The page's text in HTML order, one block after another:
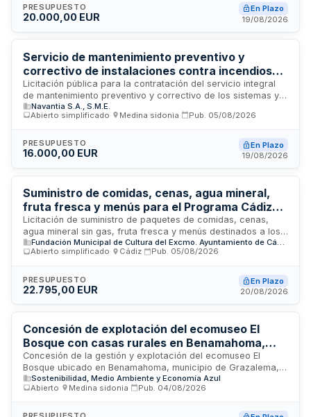
así como su instalación, puesta en marcha y pruebas de
funcionamiento en las instalaciones municipales ubicadas en
euros y se enmarca en las actuaciones de mejora de
infraestructuras culturales del consistorio.
PRESUPUESTO
20.000,00 EUR
En Plazo
19/08/2026
Servicio de mantenimiento preventivo y
correctivo de instalaciones contra incendios
en Navantia Training Center de San Fernando
Licitación pública para la contratación del servicio integral
de mantenimiento preventivo y correctivo de los sistemas y
medios materiales de protección contra incendios instalados
en el edificio Navantia Training Center ubicado en el centro
adjudicatario deberá garantizar el funcionamiento óptimo de
todas las instalaciones de protección contra incendios
conservación según lo establecido en la documentación
contractual.
Navantia S.A., S.M.E.
Abierto simplificado
Medina sidonia Pub. 05/08/2026
PRESUPUESTO
16.000,00 EUR
En Plazo
19/08/2026
Suministro de comidas, cenas, agua mineral,
fruta fresca y menús para el Programa Cádiz
Orgullos@s de nuestra Historia 2026 -
Fundación Municipal de Cultura de Cádiz
Licitación de suministro de paquetes de comidas, cenas,
agua mineral sin gas, fruta fresca y menús destinados a los
participantes del Programa Cádiz Orgullos@s de nuestra
Historia. Cádiz, Emporio del Orbe 2026, organizado por la
Contrato de suministros dividido en cinco lotes que se
adjudicarán independientemente, permitiendo a los
Fundación Municipal de Cultura del Excmo. Ayuntamiento de Cádiz
Abierto simplificado
Cádiz Pub. 05/08/2026
PRESUPUESTO
22.795,00 EUR
En Plazo
20/08/2026
Concesión de explotación del ecomuseo El
Bosque con casas rurales en Benamahoma,
Grazalema
Concesión de la gestión y explotación del ecomuseo El
Bosque ubicado en Benamahoma, municipio de Grazalema,
incluyendo la prestación de servicios de alojamiento rural
mediante casas rurales. La Agencia de Medio Ambiente y
trescientos treinta y seis mil euros para desarrollar una
Sostenibilidad, Medio Ambiente y Economía Azul
Abierto
Medina sidonia Pub. 04/08/2026